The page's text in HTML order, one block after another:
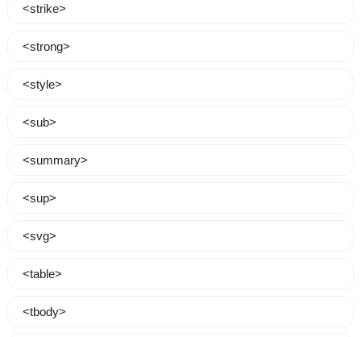
<strike>
<strong>
<style>
<sub>
<summary>
<sup>
<svg>
<table>
<tbody>